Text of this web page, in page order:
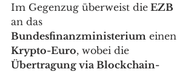
Im Gegenzug überweist die EZB
an das
Bundesfinanzministerium einen
Krypto-Euro, wobei die
Übertragung via Blockchain-